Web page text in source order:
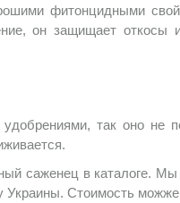
фитонцидными
он защищает откосы
так оно не
саженец в каталоге.
Украины. Стоимость